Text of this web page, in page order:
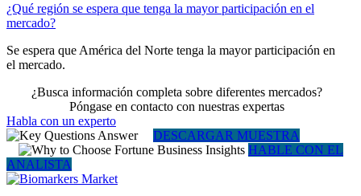
¿Qué región se espera que tenga la mayor participación en el
mercado?
Se espera que América del Norte tenga la mayor participación en
el mercado.
¿Busca información completa sobre diferentes mercados?
Póngase en contacto con nuestras expertas
Habla con un experto
DESCARGAR MUESTRA
HABLE CON EL
ANALISTA